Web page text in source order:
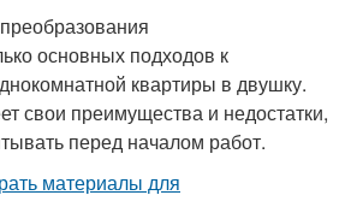
основных подходов к
квартиры в двушку.
свои преимущества и недостатки,
перед началом работ.